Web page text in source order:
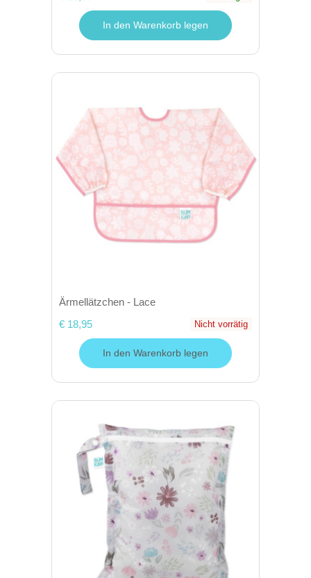
In den Warenkorb legen
Ärmellätzchen - Lace
€ 18,95
Nicht vorrätig
In den Warenkorb legen